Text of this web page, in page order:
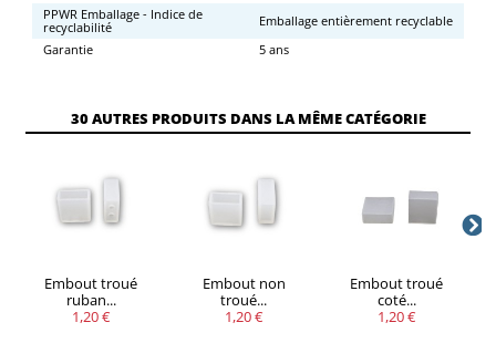
PPWR Emballage - Indice de
recyclabilité
Emballage entièrement recyclable
Garantie
5 ans
30 AUTRES PRODUITS DANS LA MÊME CATÉGORIE
Embout troué
ruban...
1,20 €
Embout non
troué...
1,20 €
Embout troué
coté...
1,20 €